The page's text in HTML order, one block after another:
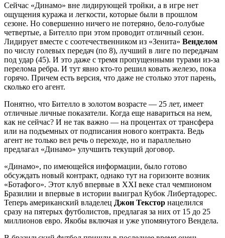
Сейчас «Динамо» вне лидирующей тройки, а в игре нет
ощущения куража и легкости, которые были в прошлом
сезоне. Но совершенно ничего не потеряно, бело-голубые
четвертые, а Бителло при этом проводит отличный сезон.
Лидирует вместе с соотечественником из «Зенита» Венделом
по числу голевых передач (по 8), лучший в лиге по передачам
под удар (45). И это даже с тремя пропущенными турами из-за
перелома ребра. И тут явно кто-то решил ковать железо, пока
горячо. Причем есть версия, что даже не столько этот парень,
сколько его агент.
Понятно, что Бителло в золотом возрасте — 25 лет, имеет
отличные личные показатели. Когда еще навариться на нем,
как не сейчас? И не так важно — на процентах от трансфера
или на подъемных от подписания нового контракта. Ведь
агент не только вел речь о переходе, но и параллельно
предлагал «Динамо» улучшить текущий договор.
«Динамо», по имеющейся информации, было готово
обсуждать новый контракт, однако тут на горизонте возник
«Ботафого». Этот клуб впервые в XXI веке стал чемпионом
Бразилии и впервые в истории выиграл Кубок Либертадорес.
Теперь американский владелец Джон Текстор нацелился
сразу на пятерых футболистов, предлагая за них от 15 до 25
миллионов евро. Якобы включая и уже упомянутого Вендела.